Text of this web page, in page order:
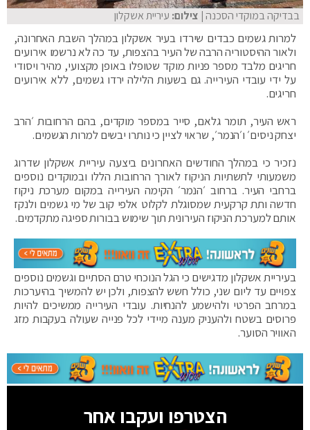
בבדיקה במוקדי הסכנה| צילום: עיריית אשקלון
למרות גשמים כבדים שירדו בעיר אשקלון במהלך השבת האחרונה,
ולאור ההיסטוריה הרבה של העיר בהצפות, עד כה לא נרשמו אירועים
חריגים מלבד מספר פניות מוקד שטופלו באופן מקצועי, מהיר ויסודי
על ידי עובדי העירייה. גם בשעות הלילה ירדו גשמים, ללא אירועים
חריגים.
ראש העיר, תומר גלאם, סייר במספר מוקדים, בהם הרחובות ׳הרב
יצחק ניסים׳ ו׳הנמר׳, שראוי לציין כי נותרו יבשים למרות הגשמים.
נזכיר כי במהלך החודשים האחרונים ביצעה עיריית אשקלון שדרוג
משמעותי לתשתיות הניקוז לאורך הרחובות הללו ובמוקדים נוספים
ברחבי העיר. ברחוב ׳הנמר׳ הקימה העירייה במקום מערכת ניקוז
חדשה ותת קרקעית שמסוגלת לקלוט אלפי קוב של מי גשמים ולנקז
אותם למערכת הניקוז העירונית תוך שימוש בבורות ספיגה מתקדמים.
בעיריית אשקלון מדגישים כי הגל הנוכחי טרם הסתיים וגשמים נוספים
צפויים עד ליום שני, כולל חשש להצפות, ולכן יש להמשיך בהיערכות
במרחב הפרטי ולהישמע להנחיות. עובדי העירייה ממשיכים להיות
פרוסים בשטח ולהעניק מענה מיידי לכל פנייה שעולה בעקבות מזג
האוויר הסוער.
הצטרפו ועקבו אחר